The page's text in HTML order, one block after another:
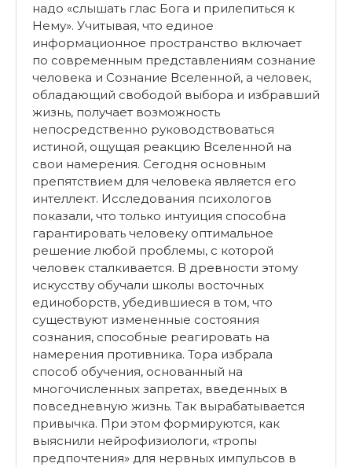
надо «слышать глас Бога и прилепиться к
Нему». Учитывая, что единое
информационное пространство включает
по современным представлениям сознание
человека и Сознание Вселенной, а человек,
обладающий свободой выбора и избравший
жизнь, получает возможность
непосредственно руководствоваться
истиной, ощущая реакцию Вселенной на
свои намерения. Сегодня основным
препятствием для человека является его
интеллект. Исследования психологов
показали, что только интуиция способна
гарантировать человеку оптимальное
решение любой проблемы, с которой
человек сталкивается. В древности этому
искусству обучали школы восточных
единоборств, убедившиеся в том, что
существуют измененные состояния
сознания, способные реагировать на
намерения противника. Тора избрала
способ обучения, основанный на
многочисленных запретах, введенных в
повседневную жизнь. Так вырабатывается
привычка. При этом формируются, как
выяснили нейрофизиологи, «тропы
предпочтения» для нервных импульсов в